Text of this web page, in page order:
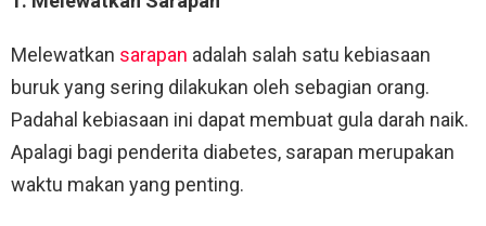
Melewatkan sarapan adalah salah satu kebiasaan
buruk yang sering dilakukan oleh sebagian orang.
Padahal kebiasaan ini dapat membuat gula darah naik.
Apalagi bagi penderita diabetes, sarapan merupakan
waktu makan yang penting.